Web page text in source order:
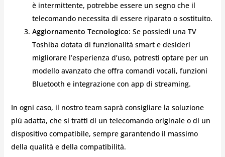
è intermittente, potrebbe essere un segno che il
telecomando necessita di essere riparato o sostituito.
Aggiornamento Tecnologico: Se possiedi una TV
Toshiba dotata di funzionalità smart e desideri
migliorare l’esperienza d’uso, potresti optare per un
modello avanzato che offra comandi vocali, funzioni
Bluetooth e integrazione con app di streaming.
In ogni caso, il nostro team saprà consigliare la soluzione
più adatta, che si tratti di un telecomando originale o di un
dispositivo compatibile, sempre garantendo il massimo
della qualità e della compatibilità.